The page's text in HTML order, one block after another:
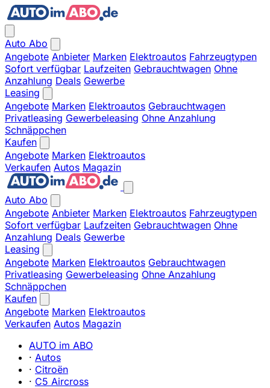
Auto Abo
Angebote Anbieter Marken Elektroautos Fahrzeugtypen
Sofort verfügbar Laufzeiten Gebrauchtwagen Ohne
Anzahlung Deals Gewerbe
Leasing
Angebote Marken Elektroautos Gebrauchtwagen
Privatleasing Gewerbeleasing Ohne Anzahlung
Schnäppchen
Kaufen
Angebote Marken Elektroautos
Verkaufen Autos Magazin
Auto Abo
Angebote Anbieter Marken Elektroautos Fahrzeugtypen
Sofort verfügbar Laufzeiten Gebrauchtwagen Ohne
Anzahlung Deals Gewerbe
Leasing
Angebote Marken Elektroautos Gebrauchtwagen
Privatleasing Gewerbeleasing Ohne Anzahlung
Schnäppchen
Kaufen
Angebote Marken Elektroautos
Verkaufen Autos Magazin
AUTO im ABO
· Autos
· Citroën
· C5 Aircross